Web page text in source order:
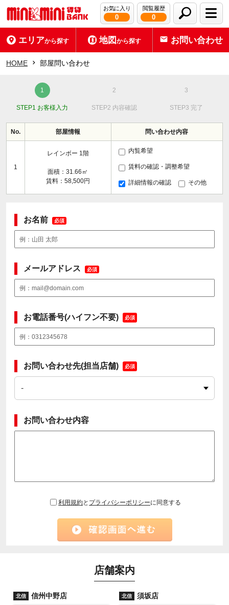
お気に入り
0
閲覧履歴
0
エリアから探す 地図から探す お問い合わせ
HOME 部屋問い合わせ
STEP1 お客様入力 STEP2 内容確認 STEP3 完了
No. 部屋情報 問い合わせ内容
1
レインボー 1階
面積：31.66㎡
賃料：58,500円
内覧希望
賃料の確認・調整希望
詳細情報の確認 その他
お名前 必須
メールアドレス 必須
お電話番号(ハイフン不要) 必須
お問い合わせ先(担当店舗) 必須
お問い合わせ内容
利用規約と プライバシーポリシーに同意する
店舗案内
北信 信州中野店 北信 須坂店